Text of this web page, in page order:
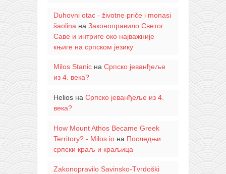
Duhovni otac - životne priče i monasi
šaolina на Законоправило Светог
Саве и интриге око најважније
књиге на српском језику
Milos Stanicна Српско јеванђеље
из 4. века?
Heliosна Српско јеванђеље из 4.
века?
How Mount Athos Became Greek
Territory? - Milos.ioна Последњи
српски краљ и краљица
Zakonopravilo Savinsko-Tvrdoški